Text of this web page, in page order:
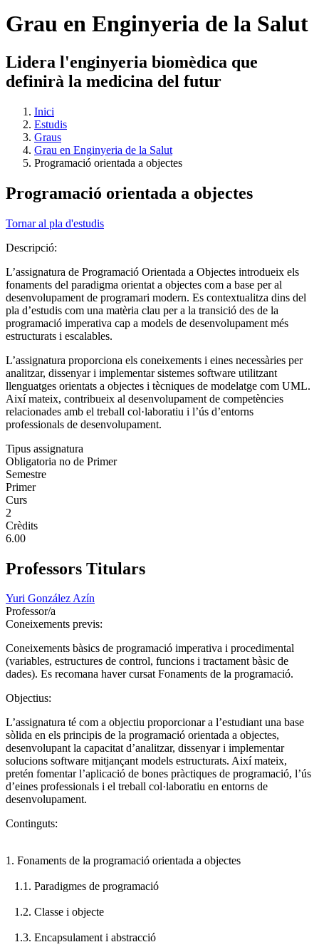
Grau en Enginyeria de la Salut
Lidera l'enginyeria biomèdica que
definirà la medicina del futur
Inici
Estudis
Graus
Grau en Enginyeria de la Salut
Programació orientada a objectes
Programació orientada a objectes
Tornar al pla d'estudis
Descripció:
L’assignatura de Programació Orientada a Objectes introdueix els
fonaments del paradigma orientat a objectes com a base per al
desenvolupament de programari modern. Es contextualitza dins del
pla d’estudis com una matèria clau per a la transició des de la
programació imperativa cap a models de desenvolupament més
estructurats i escalables.
L’assignatura proporciona els coneixements i eines necessàries per
analitzar, dissenyar i implementar sistemes software utilitzant
llenguatges orientats a objectes i tècniques de modelatge com UML.
Així mateix, contribueix al desenvolupament de competències
relacionades amb el treball col·laboratiu i l’ús d’entorns
professionals de desenvolupament.
Tipus assignatura
Obligatoria no de Primer
Semestre
Primer
Curs
2
Crèdits
6.00
Professors Titulars
Yuri González Azín
Professor/a
Coneixements previs:
Coneixements bàsics de programació imperativa i procedimental
(variables, estructures de control, funcions i tractament bàsic de
dades). Es recomana haver cursat Fonaments de la programació.
Objectius:
L’assignatura té com a objectiu proporcionar a l’estudiant una base
sòlida en els principis de la programació orientada a objectes,
desenvolupant la capacitat d’analitzar, dissenyar i implementar
solucions software mitjançant models estructurats. Així mateix,
pretén fomentar l’aplicació de bones pràctiques de programació, l’ús
d’eines professionals i el treball col·laboratiu en entorns de
desenvolupament.
Continguts:
1. Fonaments de la programació orientada a objectes
1.1. Paradigmes de programació
1.2. Classe i objecte
1.3. Encapsulament i abstracció